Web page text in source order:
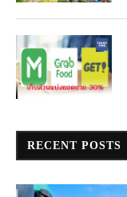
RECENT POSTS